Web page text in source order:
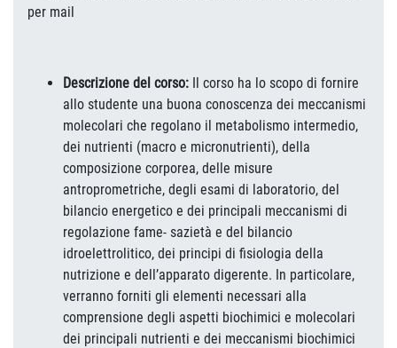
per mail
Descrizione del corso: Il corso ha lo scopo di fornire
allo studente una buona conoscenza dei meccanismi
molecolari che regolano il metabolismo intermedio,
dei nutrienti (macro e micronutrienti), della
composizione corporea, delle misure
antroprometriche, degli esami di laboratorio, del
bilancio energetico e dei principali meccanismi di
regolazione fame- sazietà e del bilancio
idroelettrolitico, dei principi di fisiologia della
nutrizione e dell’apparato digerente. In particolare,
verranno forniti gli elementi necessari alla
comprensione degli aspetti biochimici e molecolari
dei principali nutrienti e dei meccanismi biochimici